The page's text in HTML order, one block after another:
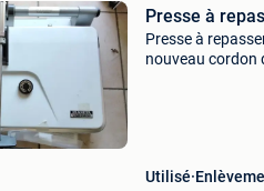
Presse à
Presse à
nouveau cordon
Utilisé